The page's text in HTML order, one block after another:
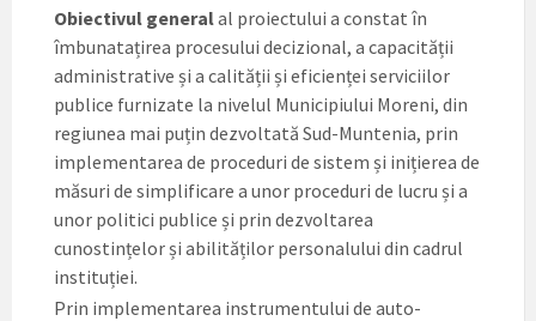
Obiectivul generalal proiectului a constat în
îmbunatațirea procesului decizional, a capacității
administrative și a calității și eficienței serviciilor
publice furnizate la nivelul Municipiului Moreni, din
regiunea mai puțin dezvoltată Sud-Muntenia, prin
implementarea de proceduri de sistem și inițierea de
măsuri de simplificare a unor proceduri de lucru și a
unor politici publice și prin dezvoltarea
cunostințelor și abilităților personalului din cadrul
instituției.
Prin implementarea instrumentului de auto-